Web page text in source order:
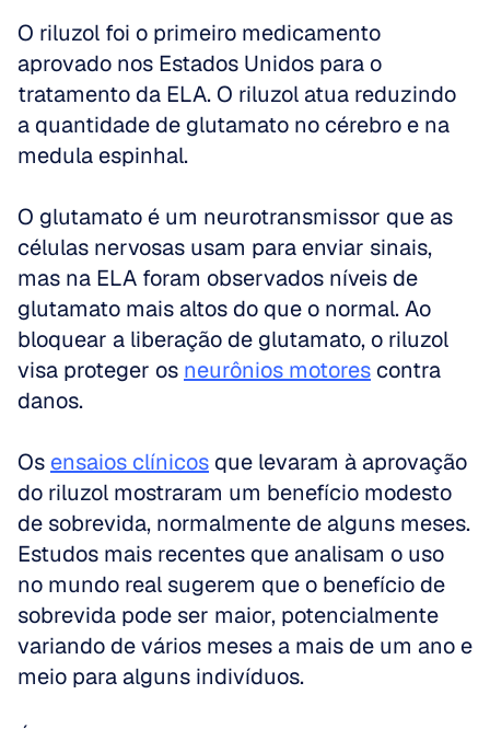
O riluzol foi o primeiro medicamento
aprovado nos Estados Unidos para o
tratamento da ELA. O riluzol atua reduzindo
a quantidade de glutamato no cérebro e na
medula espinhal.
O glutamato é um neurotransmissor que as
células nervosas usam para enviar sinais,
mas na ELA foram observados níveis de
glutamato mais altos do que o normal. Ao
bloquear a liberação de glutamato, o riluzol
visa proteger os neurônios motores contra
danos.
Os ensaios clínicos que levaram à aprovação
do riluzol mostraram um benefício modesto
de sobrevida, normalmente de alguns meses.
Estudos mais recentes que analisam o uso
no mundo real sugerem que o benefício de
sobrevida pode ser maior, potencialmente
variando de vários meses a mais de um ano e
meio para alguns indivíduos.